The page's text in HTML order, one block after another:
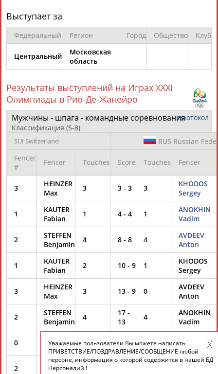
ТАБЛО АКТИВНОСТИ
ЦЕЛИ ПРОЕКТА КОНТАКТЫ НАШИ КНОПКИ РЕКЛАМА
Вопросы сотрудничества и совместной деятельности inform@infosport.ru
Разработка и поддержка ООО НАИТ «Стадион»
Адресов в новостной рассылке: 996
Подпишись
Выступает за
Федеральный Регион Город Общество Клуб
Центральный
Московская
область
Результаты выступлений на Играх XXXI
Олимпиады в Рио-Де-Жанейро
протокол
Мужчины - шпага - командные соревнования
Классификация (5-8)
SUI Switzerland RUS Russian
Fencer
#
Fencer Touches Score Touches Fencer
3
HEINZER
Max
3 3 - 3 3
KHODOS
Sergey
1
KAUTER
Fabian
1 4 - 4 1
ANOKHIN
Vadim
2
STEFFEN
Benjamin
4 8 - 8 4
AVDEEV
Anton
1
KAUTER
Fabian
2 10 - 9 1
KHODOS
Sergey
3
HEINZER
Max
3 13 - 9 0
AVDEEV
Anton
2
STEFFEN
Benjamin
4 17 -
13
4
ANOKHIN
Vadim
0
Peer
6
17
4
Anton
2
STEFFEN
7 30-
KHODOS
Уважаемые пользователи Вы можете написать
ПРИВЕТСТВИЕ/ПОЗДРАВЛЕНИЕ/СООБЩЕНИЕ любой
персоне, информация о которой содержится в нашей БД
Персоналий !